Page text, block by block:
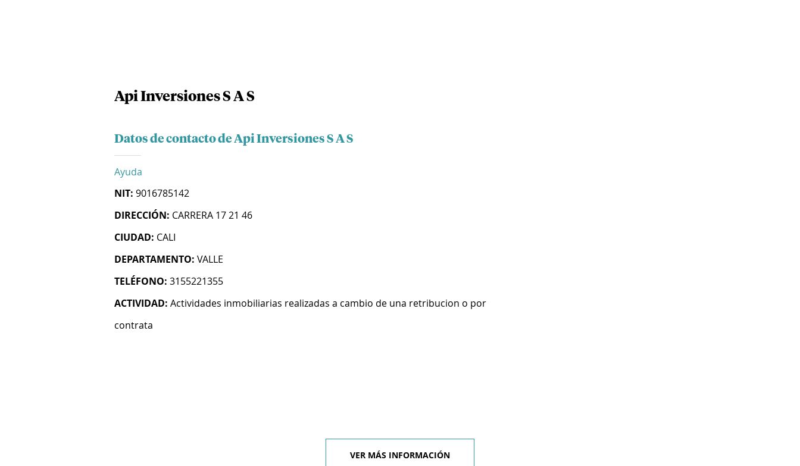
Api Inversiones S A S
Datos de contacto de Api Inversiones S A S
Ayuda
NIT: 9016785142
DIRECCIÓN: CARRERA 17 21 46
CIUDAD: CALI
DEPARTAMENTO: VALLE
TELÉFONO: 3155221355
ACTIVIDAD: Actividades inmobiliarias realizadas a cambio de una retribucion o por
contrata
VER MÁS INFORMACIÓN